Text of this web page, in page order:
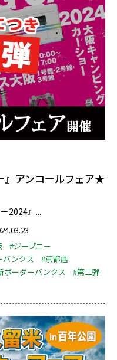
』アンコールフェア★
2024』...
#ジープニー
バンクス
#京都店
ボーダーバンクス
#第二弾